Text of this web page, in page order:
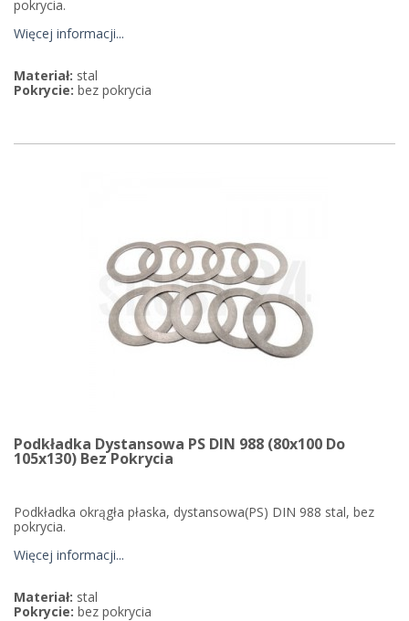
pokrycia.
Więcej informacji...
Materiał: stal
Pokrycie: bez pokrycia
Podkładka Dystansowa PS DIN 988 (80x100 Do
105x130) Bez Pokrycia
Podkładka okrągła płaska, dystansowa(PS) DIN 988 stal, bez
pokrycia.
Więcej informacji...
Materiał: stal
Pokrycie: bez pokrycia